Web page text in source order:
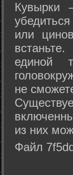
Кувырки
или
единой
не
из них
Файл